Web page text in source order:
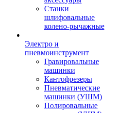
Станки
шлифовальные
колено-рычажные
Электро и
пневмоинструмент
Гравировальные
машинки
Кантофрезеры
Пневматические
машинки (УШМ)
Полировальные